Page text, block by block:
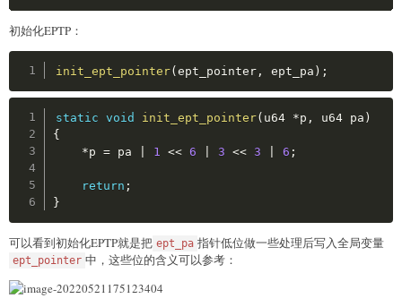
: "c" (ecx)
);
asm volatile (
"rdmsr\n\t"
:
"=a" ( eax (
)
printk
"IA32_VMX_EPT_VPID_CAP = 0x%08x%08x\n"
初始化EPTP：
init_ept_pointer(ept_pointer , ept_pa ) ;
static void init_ept_pointer( u64 *p , u64 pa )
{
*p = pa 1 << 6 3 << 3 6 ;
return ;
}
Copy
可以看到初始化EPTP就是把 ept_pa 指针低位做一些处理后写入全局变量
ept_pointer 中，这些位的含义可以参考：